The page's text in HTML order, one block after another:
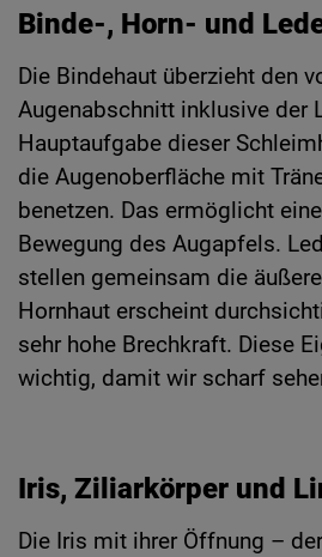
Binde-, Horn- und
Die Bindehaut überzieht den
Augenabschnitt inklusive der
Hauptaufgabe dieser
die Augenoberfläche mit
benetzen. Das ermöglicht
Bewegung des Augapfels.
stellen gemeinsam die
Hornhaut erscheint
sehr hohe Brechkraft. Diese
wichtig, damit wir scharf
Iris, Ziliarkörper und
Die Iris mit ihrer Öffnung –